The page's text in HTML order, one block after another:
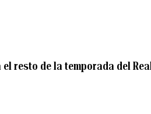
resto de la temporada del Real